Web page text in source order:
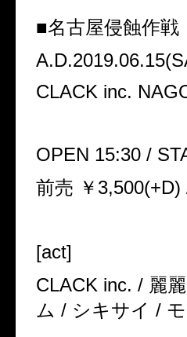
■名古屋侵蝕作戦
CLACK inc.
OPEN 15:30 /
前売 ￥
[act]
CLACK inc. / 麗
ム / シキサイ /